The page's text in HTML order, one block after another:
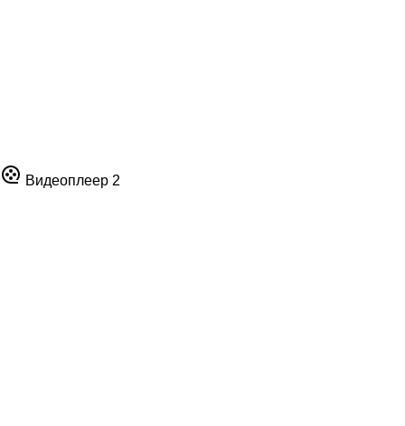
Видеоплеер 2